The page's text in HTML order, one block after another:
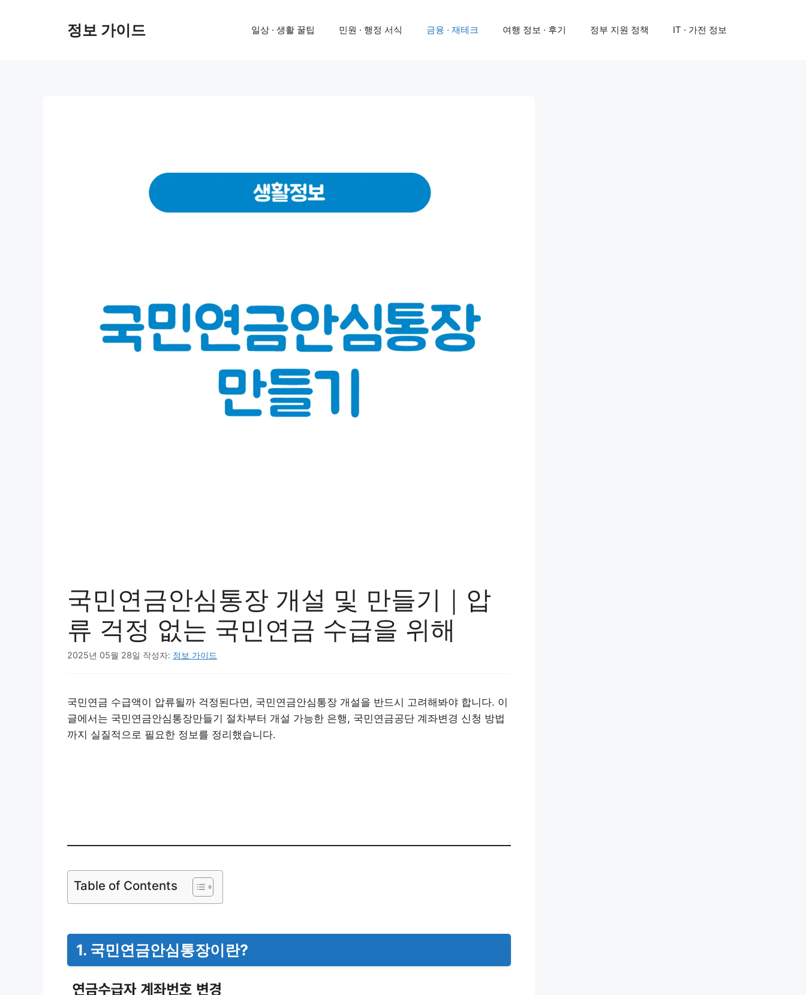
정보 가이드 일상 · 생활 꿀팁 민원 · 행정 서식 금융 · 재테크 여행 정보 · 후기 정부 지원 정책 IT · 가전 정보
국민연금안심통장 개설 및 만들기｜압
류 걱정 없는 국민연금 수급을 위해
2025년 05월 28일 작성자: 정보 가이드
국민연금 수급액이 압류될까 걱정된다면, 국민연금안심통장 개설을 반드시 고려해봐야 합니다. 이
글에서는 국민연금안심통장만들기 절차부터 개설 가능한 은행, 국민연금공단 계좌변경 신청 방법
까지 실질적으로 필요한 정보를 정리했습니다.
Table of Contents
1. 국민연금안심통장이란?